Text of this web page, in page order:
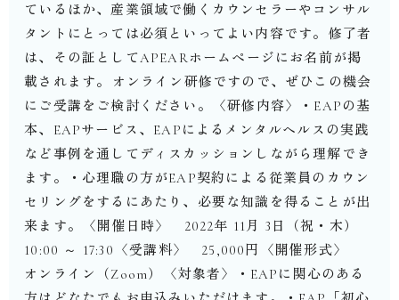
ているほか、産業領域で働くカウンセラーやコンサル
タントにとっては必須といってよい内容です。⁡修了者
は、その証としてAPEARホームページにお名前が掲
載されます。⁡オンライン研修ですので、ぜひこの機会
にご受講をご検討ください。⁡〈研修内容〉・EAPの基
本、EAPサービス、EAPによるメンタルヘルスの実践
など事例を通してディスカッションしながら理解でき
ます。・心理職の方がEAP契約による従業員のカウン
セリングをするにあたり、必要な知識を得ることが出
来ます。⁡〈開催日時〉 2022年 11月 3日（祝・木）
10:00 ～ 17:30⁡〈受講料〉 25,000円⁡〈開催形式〉
オンライン（Zoom）⁡〈対象者〉・EAPに関心のある